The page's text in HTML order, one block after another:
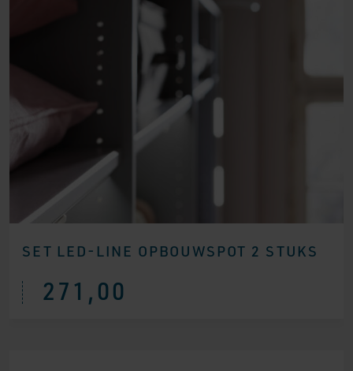
SET LED-LINE OPBOUWSPOT 2 STUKS
271,00